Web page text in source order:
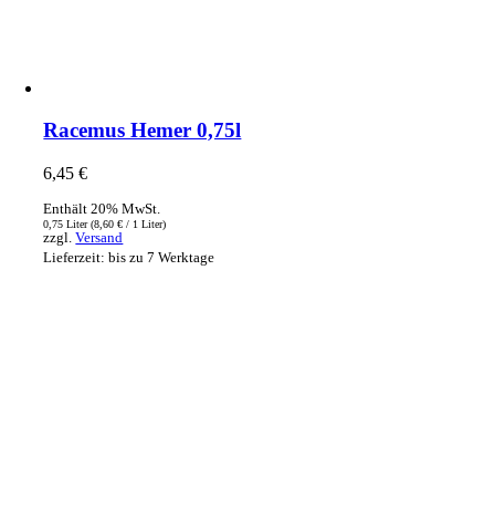
Racemus Hemer 0,75l
6,45€
Enthält 20% MwSt.
0,75 Liter (8,60€ / 1 Liter)
zzgl.Versand
Lieferzeit: bis zu 7 Werktage